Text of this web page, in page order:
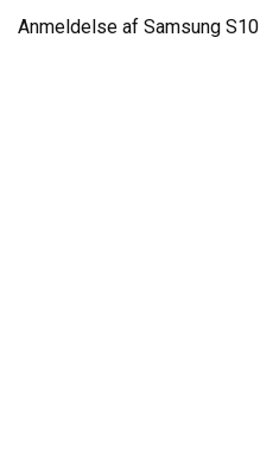
Anmeldelse af Samsung S10